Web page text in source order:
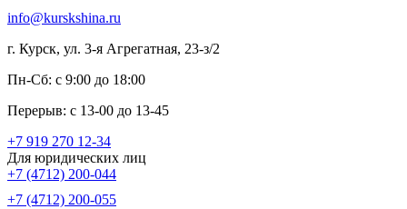
info@kurskshina.ru
г. Курск, ул. 3-я Агрегатная, 23-з/2
Пн-Сб: с 9:00 до 18:00
Перерыв: с 13-00 до 13-45
+7 919 270 12-34
Для юридических лиц
+7 (4712) 200-044
+7 (4712) 200-055